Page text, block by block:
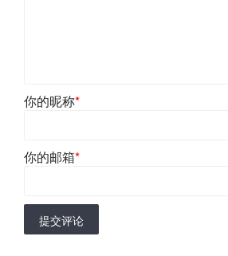
你的昵称*
你的邮箱*
提交评论